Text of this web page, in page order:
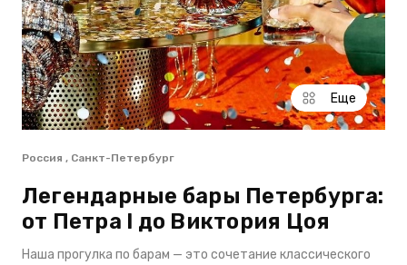
Еще
Россия , Санкт-Петербург
Легендарные бары Петербурга:
от Петра I до Виктория Цоя
Наша прогулка по барам — это сочетание классического